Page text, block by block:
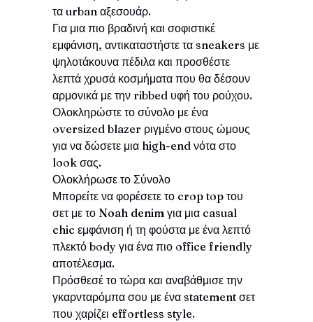
τα urban αξεσουάρ.
Για μια πιο βραδινή και σοφιστικέ
εμφάνιση, αντικαταστήστε τα sneakers με
ψηλοτάκουνα πέδιλα και προσθέστε
λεπτά χρυσά κοσμήματα που θα δέσουν
αρμονικά με την ribbed υφή του ρούχου.
Ολοκληρώστε το σύνολο με ένα
oversized blazer ριγμένο στους ώμους
για να δώσετε μια high-end νότα στο
look σας.
Ολοκλήρωσε το Σύνολο
Μπορείτε να φορέσετε το crop top του
σετ με το Noah denim για μια casual
chic εμφάνιση ή τη φούστα με ένα λεπτό
πλεκτό body για ένα πιο office friendly
αποτέλεσμα.
Πρόσθεσέ το τώρα και αναβάθμισε την
γκαρνταρόμπα σου με ένα statement σετ
που χαρίζει effortless style.